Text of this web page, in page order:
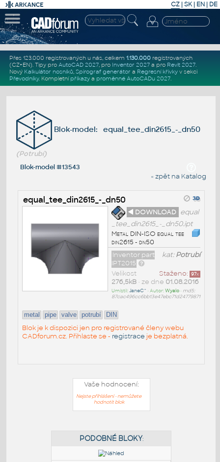
CZ | SK| EN | DE
Přes 123.000 registrovaných u nás, celkem 1.130.000registrovaných
(CZ+EN). Tipy pro AutoCAD 2027, pro Inventor 2027a pro Revit 2027.
Nový Kalkulátor nosníků, Spirograf generátor a Regresní křivkyv sekci
Převodníky. Kompletní příkazya proměnné AutoCADu 2027.
Blok-model: equal_tee_din2615_-_dn50
(Potrubí)
Blok-model #13543
« zpět na Katalog
equal_tee_din2615_-_dn50
◄ DOWNLOAD equal
_tee_din2615_-_dn50.ipt
Metal DIN-ISO equal tee
din2615 - dn50
kat:Potrubí
Inventor part
IPT2015
Staženo: 97x
Velikost
276,5kB• ze dne 01.08.2016
Umístil:JaneC^ • Autor:Wyalo• md5:
87cac496cc6bb13e47ebc71d24779871
metal pipe valve potrubí DIN
Blok je k dispozici jen pro registrované členy webu
CADforum.cz. Přihlaste se - registrace je bezplatná.
Vaše hodnocení:
Nejste přihlášeni - nemůžete
hodnotit blok